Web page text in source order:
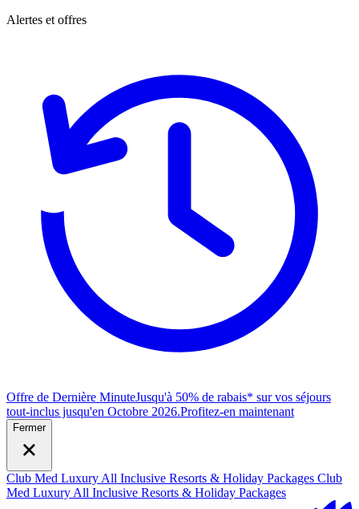
Alertes et offres
Offre de Dernière MinuteJusqu'à 50% de rabais* sur vos séjours
tout-inclus jusqu'en Octobre 2026.Profitez-en maintenant
Fermer
Club Med Luxury All Inclusive Resorts & Holiday Packages Club
Med Luxury All Inclusive Resorts & Holiday Packages